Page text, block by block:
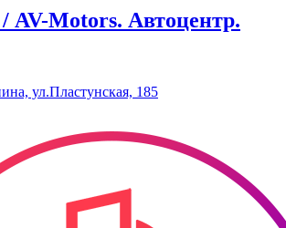
AV-Motors. Автоцентр.
ул.Пластунская, 185